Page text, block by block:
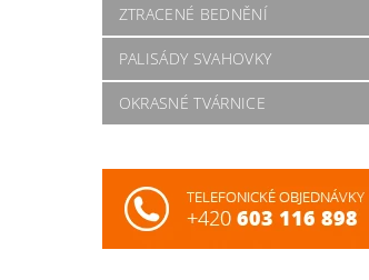
ZTRACENÉ BEDNĚNÍ
PALISÁDY SVAHOVKY
OKRASNÉ TVÁRNICE